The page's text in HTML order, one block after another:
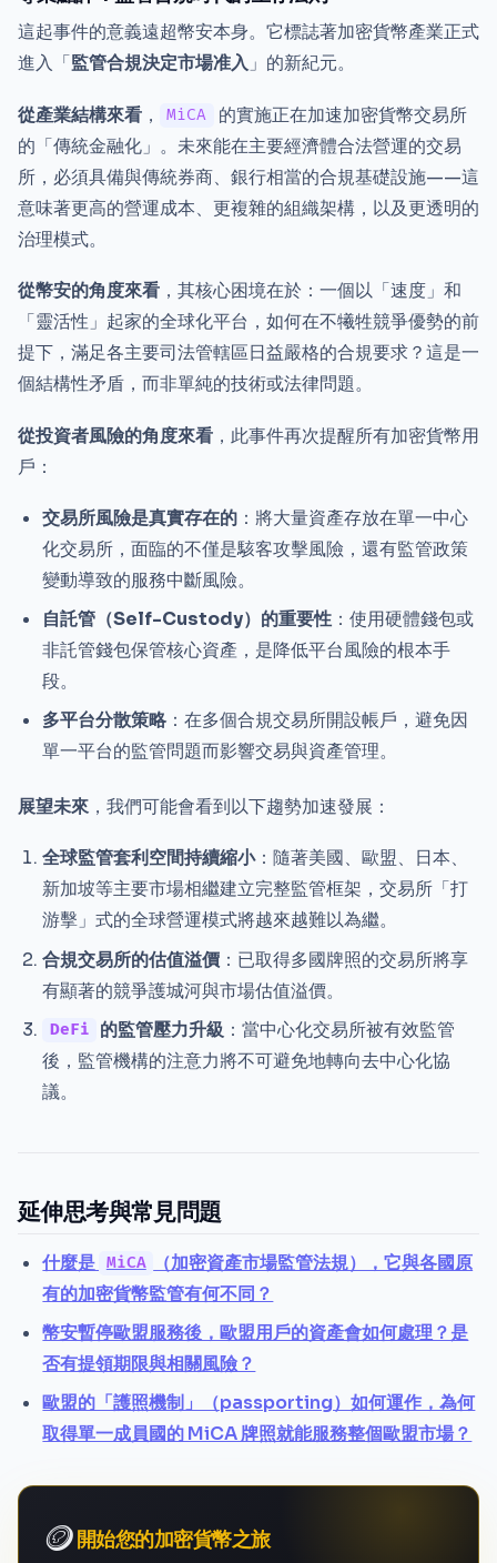
這起事件的意義遠超幣安本身。它標誌著加密貨幣產業正式
進入「監管合規決定市場准入」的新紀元。
從產業結構來看 ， MiCA
的實施正在加速加密貨幣交易所
的「傳統金融化」。未來能在主要經濟體合法營運的交易
所，必須具備與傳統券商、銀行相當的合規基礎設施——這
意味著更高的營運成本、更複雜的組織架構，以及更透明的
治理模式。
從幣安的角度來看 ，其核心困境在於：一個以「速度」和
「靈活性」起家的全球化平台，如何在不犧牲競爭優勢的前
提下，滿足各主要司法管轄區日益嚴格的合規要求？這是一
個結構性矛盾，而非單純的技術或法律問題。
從投資者風險的角度來看 ，此事件再次提醒所有加密貨幣用
戶：
交易所風險是真實存在的 ：將大量資產存放在單一中心
化交易所，面臨的不僅是駭客攻擊風險，還有監管政策
變動導致的服務中斷風險。
自託管（Self-Custody）的重要性 ：使用硬體錢包或
非託管錢包保管核心資產，是降低平台風險的根本手
段。
多平台分散策略 ：在多個合規交易所開設帳戶，避免因
單一平台的監管問題而影響交易與資產管理。
展望未來 ，我們可能會看到以下趨勢加速發展：
全球監管套利空間持續縮小：隨著美國、歐盟、日本、
新加坡等主要市場相繼建立完整監管框架，交易所「打
游擊」式的全球營運模式將越來越難以為繼。
合規交易所的估值溢價 ：已取得多國牌照的交易所將享
有顯著的競爭護城河與市場估值溢價。
DeFi 的監管壓力升級 ：當中心化交易所被有效監管
後，監管機構的注意力將不可避免地轉向去中心化協
議。
延伸思考與常見問題
什麼是 MiCA
（加密資產市場監管法規），它與各國原
有的加密貨幣監管有何不同？
幣安暫停歐盟服務後，歐盟用戶的資產會如何處理？是
否有提領期限與相關風險？
歐盟的「護照機制」（passporting）如何運作，為何
取得單一成員國的 MiCA 牌照就能服務整個歐盟市場？
🪙開始您的加密貨幣之旅